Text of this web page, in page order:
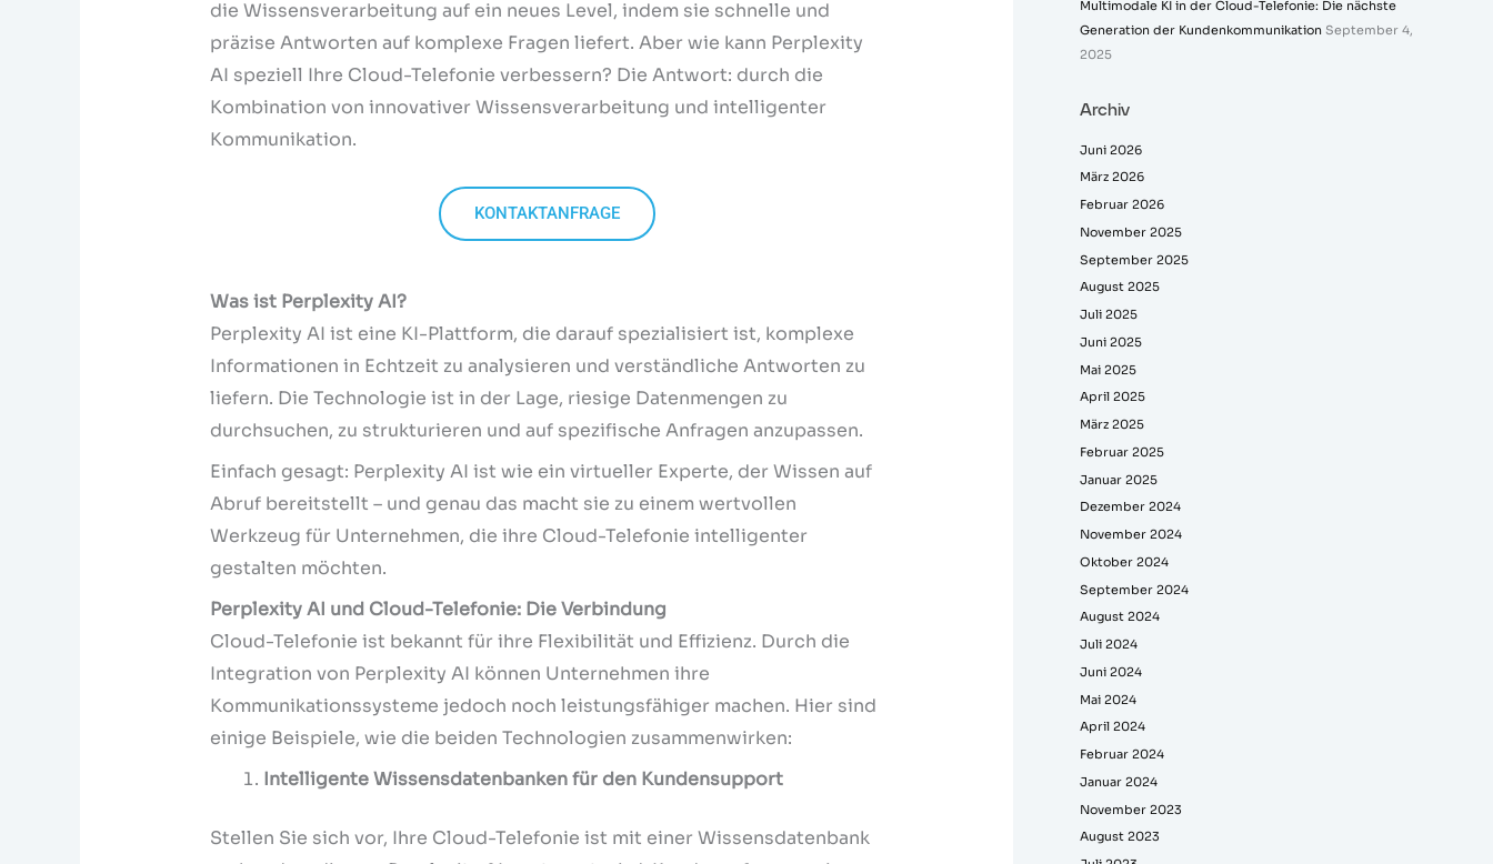
die Wissensverarbeitung auf ein neues Level, indem sie schnelle und
präzise Antworten auf komplexe Fragen liefert. Aber wie kann Perplexity
AI speziell Ihre Cloud-Telefonie verbessern? Die Antwort: durch die
Kombination von innovativer Wissensverarbeitung und intelligenter
Kommunikation.
KONTAKTANFRAGE
Was ist Perplexity AI?
Perplexity AI ist eine KI-Plattform, die darauf spezialisiert ist, komplexe
Informationen in Echtzeit zu analysieren und verständliche Antworten zu
liefern. Die Technologie ist in der Lage, riesige Datenmengen zu
durchsuchen, zu strukturieren und auf spezifische Anfragen anzupassen.
Einfach gesagt: Perplexity AI ist wie ein virtueller Experte, der Wissen auf
Abruf bereitstellt – und genau das macht sie zu einem wertvollen
Werkzeug für Unternehmen, die ihre Cloud-Telefonie intelligenter
gestalten möchten.
Perplexity AI und Cloud-Telefonie: Die Verbindung
Cloud-Telefonie ist bekannt für ihre Flexibilität und Effizienz. Durch die
Integration von Perplexity AI können Unternehmen ihre
Kommunikationssysteme jedoch noch leistungsfähiger machen. Hier sind
einige Beispiele, wie die beiden Technologien zusammenwirken:
Intelligente Wissensdatenbanken für den Kundensupport
Stellen Sie sich vor, Ihre Cloud-Telefonie ist mit einer Wissensdatenbank
Multimodale KI in der Cloud-Telefonie: Die nächste
Generation der Kundenkommunikation September 4,
2025
Archiv
Juni 2026
März 2026
Februar 2026
November 2025
September 2025
August 2025
Juli 2025
Juni 2025
Mai 2025
April 2025
März 2025
Februar 2025
Januar 2025
Dezember 2024
November 2024
Oktober 2024
September 2024
August 2024
Juli 2024
Juni 2024
Mai 2024
April 2024
Februar 2024
Januar 2024
November 2023
August 2023